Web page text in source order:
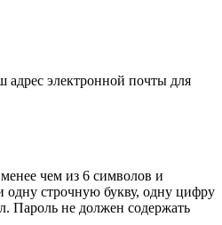
адрес электронной почты для
чем из 6 символов и
одну строчную букву, одну цифру
Пароль не должен содержать